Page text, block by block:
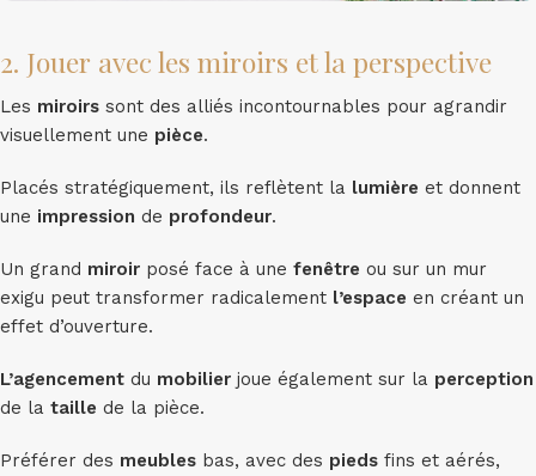
2. Jouer avec les miroirs et la perspective
Les miroirs sont des alliés incontournables pour agrandir
visuellement une pièce.
Placés stratégiquement, ils reflètent la lumière et donnent
une impression de profondeur.
Un grand miroir posé face à une fenêtre ou sur un mur
exigu peut transformer radicalement l’espace en créant un
effet d’ouverture.
L’agencement du mobilier joue également sur la perception
de la taille de la pièce.
Préférer des meubles bas, avec des pieds fins et aérés,